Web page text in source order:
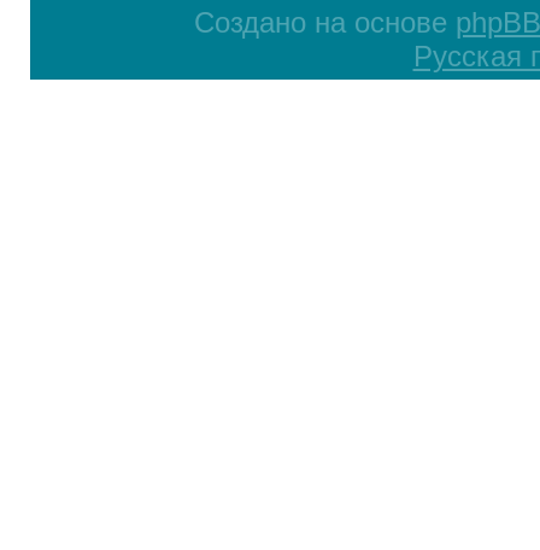
Создано на основе phpBB
Русская